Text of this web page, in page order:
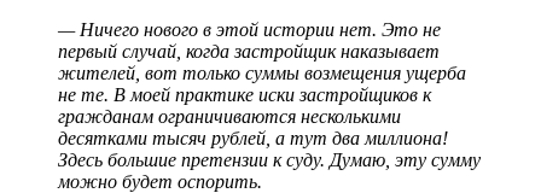
— Ничего нового в этой истории нет. Это не
первый случай, когда застройщик наказывает
жителей, вот только суммы возмещения ущерба
не те. В моей практике иски застройщиков к
гражданам ограничиваются несколькими
десятками тысяч рублей, а тут два миллиона!
Здесь большие претензии к суду. Думаю, эту сумму
можно будет оспорить.